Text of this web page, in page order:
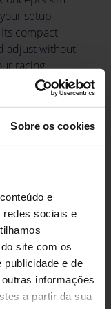
Sobre os cookies
e
redes sociais e
site com os
e de
informações
a partir da sua
setup
compact
adjust without
racing
and
distraction-
Preto
Aço